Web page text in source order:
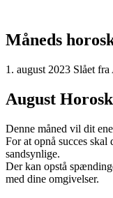
Måneds
1. august 2023 Slået fra
August
Denne måned vil dit
For at opnå succes
sandsynlige.
Der kan opstå
med dine omgivelser.